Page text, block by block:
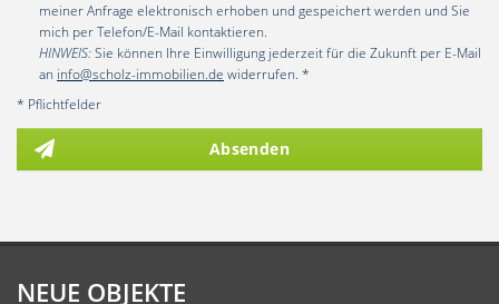
meiner Anfrage elektronisch erhoben und gespeichert werden und Sie
mich per Telefon/E-Mail kontaktieren.
HINWEIS:Sie können Ihre Einwilligung jederzeit für die Zukunft per E-Mail
an info@scholz-immobilien.de widerrufen. *
* Pflichtfelder
Absenden
NEUE OBJEKTE